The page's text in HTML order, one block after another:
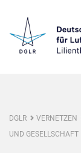
DGLR VERNETZEN
UND GESELLSCHAFT